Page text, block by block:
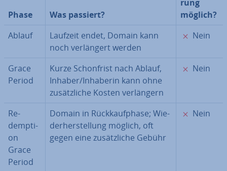
Phase Was passiert?
rung
möglich?
Ablauf
Laufzeit endet, Domain kann
noch ver­län­gert werden
✗
Nein
Grace
Period
Kurze Schon­frist nach Ablauf,
Inhaber/Inhaberin kann ohne
zu­sätz­li­che Kosten ver­län­gern
✗
Nein
Re­
demp­ti­
on
Grace
Period
Domain in Rück­kauf­pha­se; Wie­
der­her­stel­lung möglich, oft
gegen eine zu­sätz­li­che Gebühr
✗
Nein